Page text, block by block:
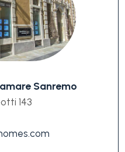
Sanremo
143